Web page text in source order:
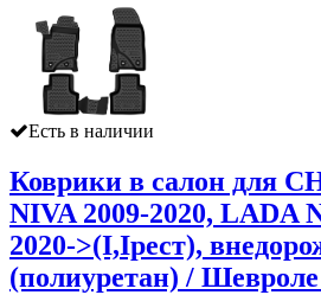
Есть в наличии
Коврики в салон для
NIVA 2009-2020, LADA
2020-˃(I,Iрест),
(полиуретан) /